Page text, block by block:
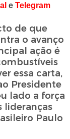
eTelegram
de que
o avanço
ação é
essa carta,
Presidente
lado a força
lideranças
Paulo